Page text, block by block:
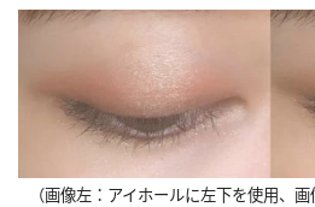
（画像左：アイホールに左下を使用、